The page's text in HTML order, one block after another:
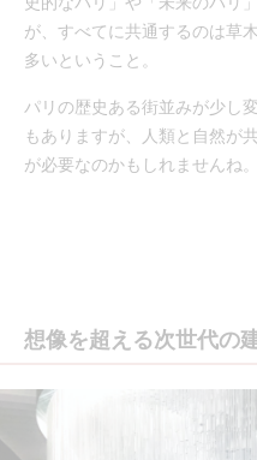
が、すべてに共通するのは草
多いということ。
パリの歴史ある街並みが少し
もありますが、人類と自然が
が必要なのかもしれませんね。
想像を超える次世代の